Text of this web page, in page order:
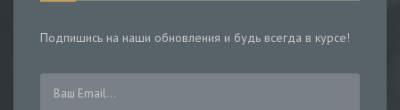
Подпишись на наши обновления и будь всегда в курсе!